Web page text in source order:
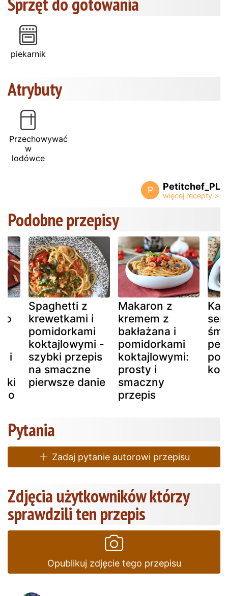
piekarnik
Atrybuty
Przechowywać
w
lodówce
P Petitchef_PL
Podobne przepisy
i
Spaghetti z
krewetkami i
pomidorkami
koktajlowymi -
szybki przepis
na smaczne
pierwsze danie
Makaron z
kremem z
bakłażana i
pomidorkami
koktajlowymi:
prosty i
smaczny
przepis
Pytania
Zadaj pytanie autorowi przepisu
Zdjęcia użytkowników którzy
sprawdzili ten przepis
Opublikuj zdjęcie tego przepisu